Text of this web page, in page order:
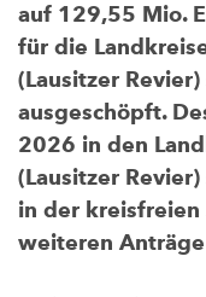
auf 129,55 Mio.
für die
(Lausitzer
ausgeschöpft.
2026 in den
(Lausitzer
in der
weiteren